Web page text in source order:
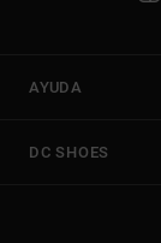
AYUDA
DC SHOES